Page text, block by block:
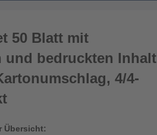
50 Blatt mit
und bedruckten Inhalt
4/4-
Übersicht: